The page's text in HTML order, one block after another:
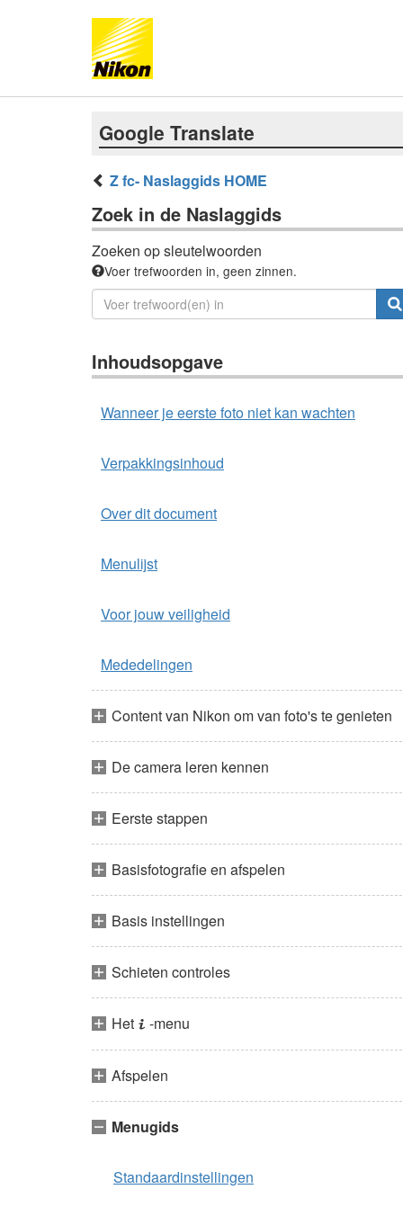
Google Translate
Z fc- Naslaggids HOME
Zoek in de Naslaggids
Zoeken op sleutelwoorden
Voer trefwoorden in, geen zinnen.
Inhoudsopgave
Wanneer je eerste foto niet kan wachten
Verpakkingsinhoud
Over dit document
Menulijst
Voor jouw veiligheid
Mededelingen
Content van Nikon om van foto's te genieten
De camera leren kennen
Eerste stappen
Basisfotografie en afspelen
Basis instellingen
Schieten controles
Het i -menu
Afspelen
Menugids
Standaardinstellingen